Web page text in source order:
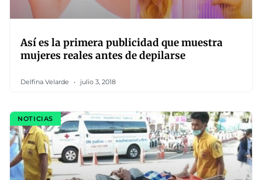
Así es la primera publicidad que muestra
mujeres reales antes de depilarse
Delfina Velarde julio 3, 2018
NOTICIAS